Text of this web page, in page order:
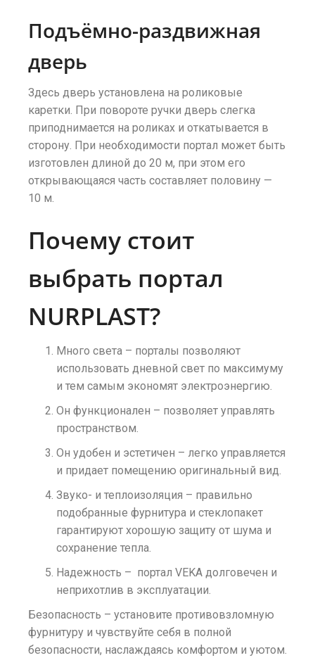
Подъёмно-раздвижная
дверь
Здесь дверь установлена на роликовые
каретки. При повороте ручки дверь слегка
приподнимается на роликах и откатывается в
сторону. При необходимости портал может быть
изготовлен длиной до 20 м, при этом его
открывающаяся часть составляет половину —
10 м.
Почему стоит
выбрать портал
NURPLAST?
Много света – порталы позволяют
использовать дневной свет по максимуму
и тем самым экономят электроэнергию.
Он функционален – позволяет управлять
пространством.
Он удобен и эстетичен – легко управляется
и придает помещению оригинальный вид.
Звуко- и теплоизоляция – правильно
подобранные фурнитура и стеклопакет
гарантируют хорошую защиту от шума и
сохранение тепла.
Надежность – портал VEKA долговечен и
неприхотлив в эксплуатации.
Безопасность – установите противовзломную
фурнитуру и чувствуйте себя в полной
безопасности, наслаждаясь комфортом и уютом.